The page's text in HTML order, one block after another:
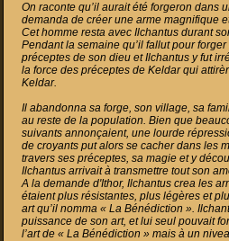
On raconte qu’il aurait été forgeron dans
demanda de créer une arme magnifique
Cet homme resta avec Ilchantus durant
Pendant la semaine qu’il fallut pour
préceptes de son dieu et Ilchantus y fut
la force des préceptes de Keldar qui
Keldar.
Il abandonna sa forge, son village, sa
au reste de la population. Bien que
suivants annonçaient, une lourde
de croyants put alors se cacher dans les
travers ses préceptes, sa magie et y
Ilchantus arrivait à transmettre tout son
A la demande d'Ithor, Ilchantus crea les
étaient plus résistantes, plus légères et
art qu’il nomma « La Bénédiction ».
puissance de son art, et lui seul pouvait
l’art de « La Bénédiction » mais à un